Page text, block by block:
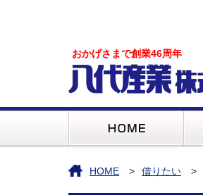
おかげさまで創業46周年
HOME 借りたい